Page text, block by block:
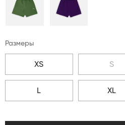
Размеры
XS S
L XL